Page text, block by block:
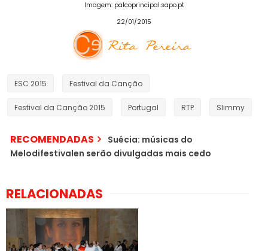
Imagem: palcoprincipal.sapo.pt
22/01/2015
ESC 2015 Festival da Canção
Festival da Canção 2015 Portugal RTP Slimmy
RECOMENDADAS
Suécia: músicas do
Melodifestivalen serão divulgadas mais cedo
RELACIONADAS